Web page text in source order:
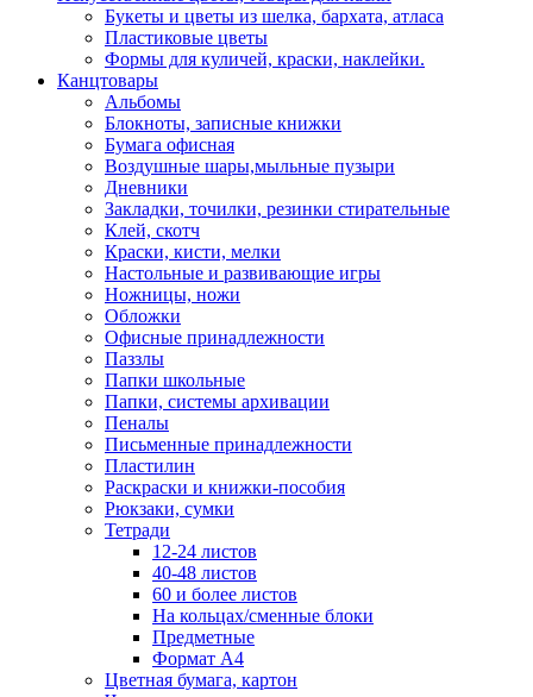
Букеты и цветы из шелка, бархата, атласа
Пластиковые цветы
Формы для куличей, краски, наклейки.
Канцтовары
Альбомы
Блокноты, записные книжки
Бумага офисная
Воздушные шары,мыльные пузыри
Дневники
Закладки, точилки, резинки стирательные
Клей, скотч
Краски, кисти, мелки
Настольные и развивающие игры
Ножницы, ножи
Обложки
Офисные принадлежности
Паззлы
Папки школьные
Папки, системы архивации
Пеналы
Письменные принадлежности
Пластилин
Раскраски и книжки-пособия
Рюкзаки, сумки
Тетради
12-24 листов
40-48 листов
60 и более листов
На кольцах/сменные блоки
Предметные
Формат А4
Цветная бумага, картон